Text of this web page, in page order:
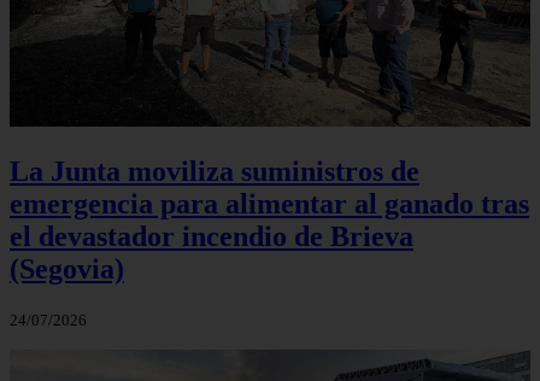
La Junta moviliza suministros de
emergencia para alimentar al ganado tras
el devastador incendio de Brieva
(Segovia)
24/07/2026